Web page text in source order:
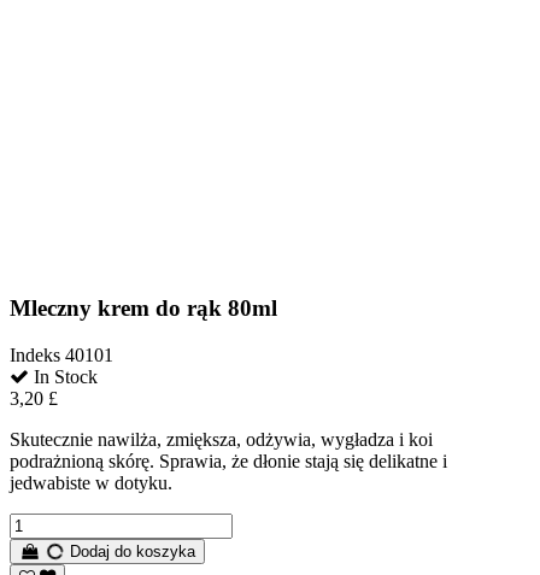
Mleczny krem do rąk 80ml
Indeks 40101
In Stock
3,20 £
Skutecznie nawilża, zmiększa, odżywia, wygładza i koi
podrażnioną skórę. Sprawia, że dłonie stają się delikatne i
jedwabiste w dotyku.
Dodaj do koszyka